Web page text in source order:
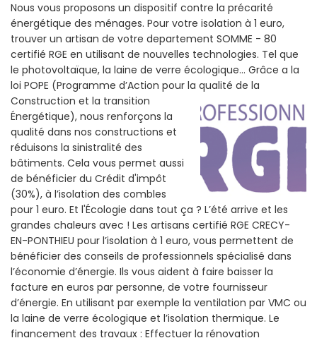
Nous vous proposons un dispositif contre la précarité
énergétique des ménages. Pour votre isolation à 1 euro,
trouver un artisan de votre departement SOMME - 80
certifié RGE en utilisant de nouvelles technologies. Tel que
le photovoltaïque, la laine de verre écologique... Grâce a la
loi POPE (Programme d’Action pour la qualité de la
Construction et la transition
Énergétique), nous renforçons la
qualité dans nos constructions et
réduisons la sinistralité des
bâtiments. Cela vous permet aussi
de bénéficier du Crédit d'impôt
(30%), à l’isolation des combles
pour 1 euro. Et l'Écologie dans tout ça ? L’été arrive et les
grandes chaleurs avec ! Les artisans certifié RGE CRECY-
EN-PONTHIEU pour l’isolation à 1 euro, vous permettent de
bénéficier des conseils de professionnels spécialisé dans
l’économie d’énergie. Ils vous aident à faire baisser la
facture en euros par personne, de votre fournisseur
d’énergie. En utilisant par exemple la ventilation par VMC ou
la laine de verre écologique et l’isolation thermique. Le
financement des travaux : Effectuer la rénovation